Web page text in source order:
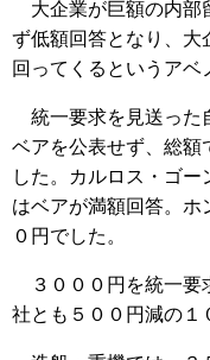
大企業が巨額の内部
ず低額回答となり、大
回ってくるというアベ
統一要求を見送った
ベアを公表せず、総額
した。カルロス・ゴ
はベアが満額回答。ホ
０円でした。
３０００円を統一要
社とも５００円減の１